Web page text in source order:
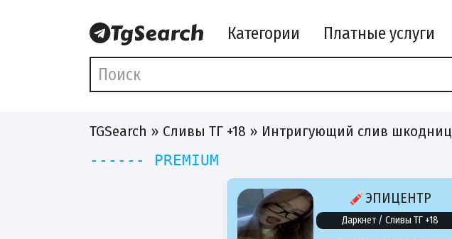
Категории Платные услуги
TGSearch » Сливы ТГ +18 » Интригующий слив шкодниц
------ PREMIUM
ЭПИЦЕНТР
Даркнет / Сливы ТГ +18